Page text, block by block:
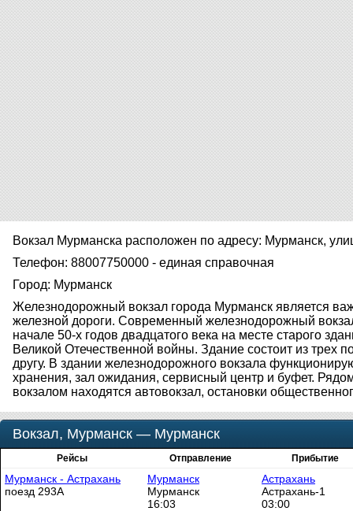
Вокзал Мурманска расположен по адресу: Мурманск,
Телефон: 88007750000 - единая справочная
Город: Мурманск
Железнодорожный вокзал города Мурманск является
железной дороги. Современный железнодорожный
начале 50-х годов двадцатого века на месте старого
Великой Отечественной войны. Здание состоит из трех
другу. В здании железнодорожного вокзала
хранения, зал ожидания, сервисный центр и буфет.
вокзалом находятся автовокзал, остановки
Вокзал, Мурманск — Мурманск
Рейсы Отправление Прибытие
Мурманск - Астрахань
поезд 293А
Мурманск
Мурманск
16:03
Астрахань
Астрахань-1
03:00